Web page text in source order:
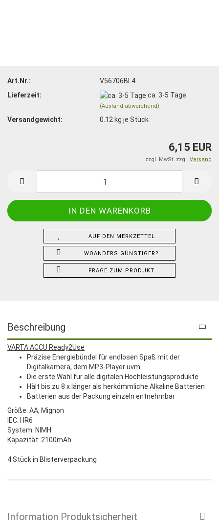
Art.Nr.:
V56706BL4
Lieferzeit:
ca. 3-5 Tage
(Ausland abweichend)
Versandgewicht: 0.12 kg je Stück
6,15 EUR
zzgl. MwSt. zzgl. Versand
AUF DEN MERKZETTEL
WOANDERS GÜNSTIGER?
FRAGE ZUM PRODUKT
Beschreibung
VARTA ACCU Ready2Use
Präzise Energiebündel für endlosen Spaß mit der
Digitalkamera, dem MP3-Player uvm.
Die erste Wahl für alle digitalen Hochleistungsprodukte
Hält bis zu 8 x länger als herkömmliche Alkaline Batterien
Batterien aus der Packung einzeln entnehmbar
Größe: AA, Mignon
IEC: HR6
System: NIMH
Kapazität: 2100mAh
4 Stück in Blisterverpackung
Information Produktsicherheit